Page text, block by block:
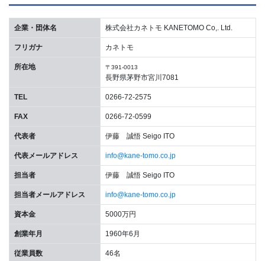
企業・団体名 株式会社カネトモ KANETOMO Co,. Ltd.
フリガナ カネトモ
所在地 〒391-0013
長野県茅野市宮川7081
TEL 0266-72-2575
FAX 0266-72-0599
代表者 伊藤 誠悟 Seigo ITO
代表メールアドレス info@kane-tomo.co.jp
担当者 伊藤 誠悟 Seigo ITO
担当者メールアドレス info@kane-tomo.co.jp
資本金 5000万円
創業年月 1960年6月
従業員数 46名